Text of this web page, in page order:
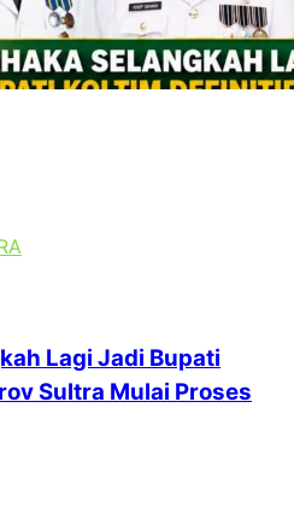
Lagi Jadi Bupati
Sultra Mulai Proses